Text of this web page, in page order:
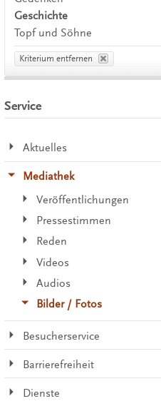
Geschichte
Topf und Söhne
Kriterium entfernen
Service
Aktuelles
Mediathek
Veröffentlichungen
Pressestimmen
Reden
Videos
Audios
Bilder / Fotos
Besucherservice
Barrierefreiheit
Dienste